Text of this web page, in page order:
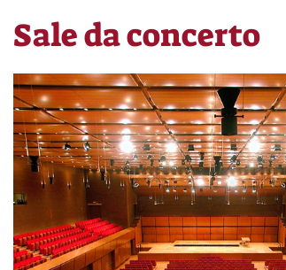
here
Sale da concerto